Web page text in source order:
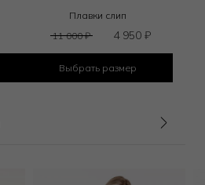
Плавки слип
11 000₽ 4 950₽
Выбрать размер